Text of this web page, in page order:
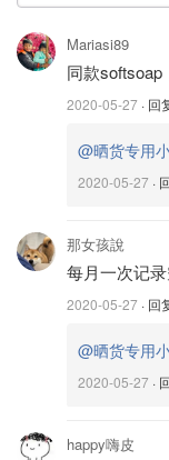
官网送的片片，
会买。
Mariasi89
同款softsoap
2020-05-27 · 回
@晒货专用
2020-05-27 ·
那女孩說
每月一次记
2020-05-27 · 回
@晒货专用
2020-05-27 ·
happy嗨皮